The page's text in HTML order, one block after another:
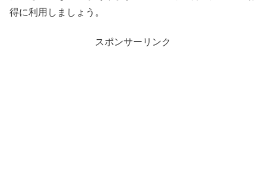
得に利用しましょう。
スポンサーリンク